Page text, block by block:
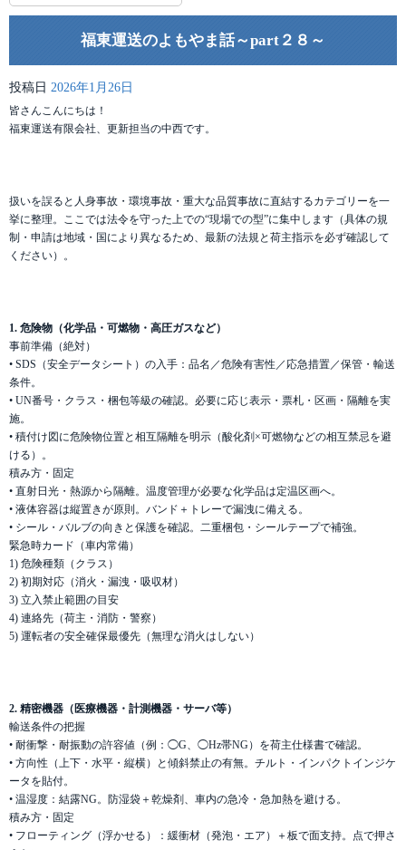
福東運送のよもやま話～part２８～
投稿日 2026年1月26日
皆さんこんにちは！
福東運送有限会社、更新担当の中西です。
扱いを誤ると人身事故・環境事故・重大な品質事故に直結するカテゴリーを一
挙に整理。ここでは法令を守った上での“現場での型”に集中します（具体の規
制・申請は地域・国により異なるため、最新の法規と荷主指示を必ず確認して
ください）。
1. 危険物（化学品・可燃物・高圧ガスなど）
事前準備（絶対）
• SDS（安全データシート）の入手：品名／危険有害性／応急措置／保管・輸送
条件。
• UN番号・クラス・梱包等級の確認。必要に応じ表示・票札・区画・隔離を実
施。
• 積付け図に危険物位置と相互隔離を明示（酸化剤×可燃物などの相互禁忌を避
ける）。
積み方・固定
• 直射日光・熱源から隔離。温度管理が必要な化学品は定温区画へ。
• 液体容器は縦置きが原則。バンド＋トレーで漏洩に備える。
• シール・バルブの向きと保護を確認。二重梱包・シールテープで補強。
緊急時カード（車内常備）
1) 危険種類（クラス）
2) 初期対応（消火・漏洩・吸収材）
3) 立入禁止範囲の目安
4) 連絡先（荷主・消防・警察）
5) 運転者の安全確保最優先（無理な消火はしない）
2. 精密機器（医療機器・計測機器・サーバ等）
輸送条件の把握
• 耐衝撃・耐振動の許容値（例：◯G、◯Hz帯NG）を荷主仕様書で確認。
• 方向性（上下・水平・縦横）と傾斜禁止の有無。チルト・インパクトインジケ
ータを貼付。
• 温湿度：結露NG。防湿袋＋乾燥剤、車内の急冷・急加熱を避ける。
積み方・固定
• フローティング（浮かせる）：緩衝材（発泡・エア）＋板で面支持。点で押さ